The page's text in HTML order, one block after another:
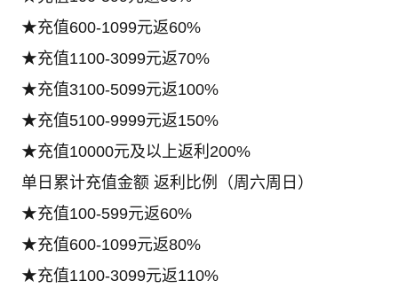
★充值600-1099元返60%
★充值1100-3099元返70%
★充值3100-5099元返100%
★充值5100-9999元返150%
★充值10000元及以上返利200%
单日累计充值金额 返利比例（周六周日）
★充值100-599元返60%
★充值600-1099元返80%
★充值1100-3099元返110%